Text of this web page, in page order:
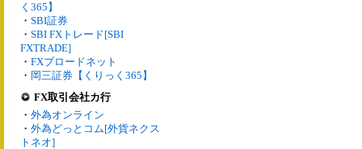
く365】
・ SBI証券
・ SBI FXトレード[SBI
FXTRADE]
・ FXブロードネット
・ 岡三証券【くりっく365】
FX取引会社カ行
・ 外為オンライン
・ 外為どっとコム[外貨ネクス
トネオ]